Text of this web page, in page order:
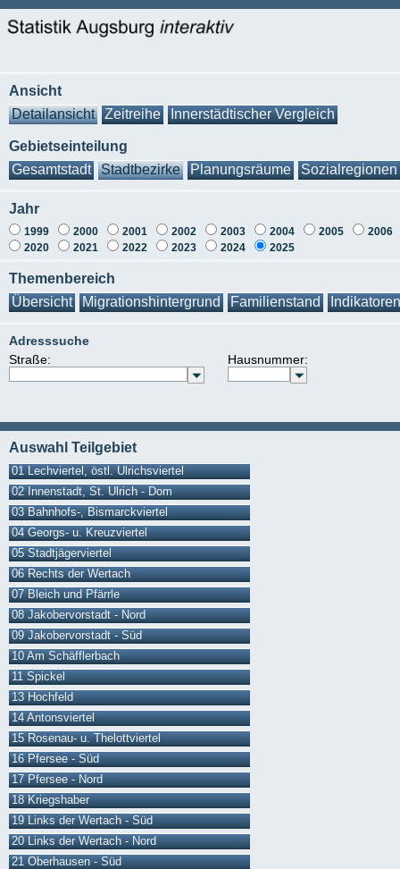
Ansicht
Detailansicht
Zeitreihe Innerstädtischer Vergleich
Gebietseinteilung
Gesamtstadt
Stadtbezirke Planungsräume Sozialregionen
Jahr
1999 2000 2001 2002 2003 2004 2005
2006
2020
2021 2022 2023 2024 2025
Themenbereich
Übersicht
Migrationshintergrund Familienstand Indikatoren
Adresssuche
Straße:
Hausnummer:
Auswahl Teilgebiet
01 Lechviertel, östl. Ulrichsviertel
02 Innenstadt, St. Ulrich - Dom
03 Bahnhofs-, Bismarckviertel
04 Georgs- u. Kreuzviertel
05 Stadtjägerviertel
06 Rechts der Wertach
07 Bleich und Pfärrle
08 Jakobervorstadt - Nord
09 Jakobervorstadt - Süd
10 Am Schäfflerbach
11 Spickel
13 Hochfeld
14 Antonsviertel
15 Rosenau- u. Thelottviertel
16 Pfersee - Süd
17 Pfersee - Nord
18 Kriegshaber
19 Links der Wertach - Süd
20 Links der Wertach - Nord
21 Oberhausen - Süd